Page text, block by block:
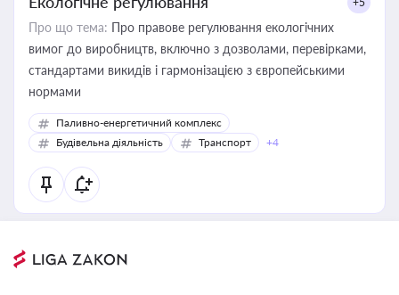
Про що тема: Про правове регулювання екологічних
вимог до виробництв, включно з дозволами, перевірками,
стандартами викидів і гармонізацією з європейськими
нормами
Паливно-енергетичний комплекс
Будівельна діяльність
Транспорт +4